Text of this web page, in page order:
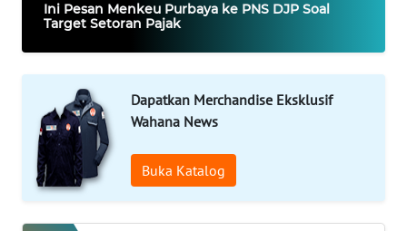
Ini Pesan Menkeu Purbaya ke PNS DJP Soal
Target Setoran Pajak
Dapatkan Merchandise Eksklusif
Wahana News
Buka Katalog
INDEKS
BERITA
KONTAK